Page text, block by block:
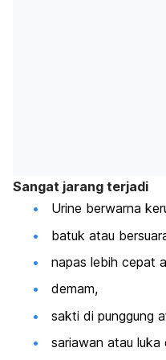
Sangat jarang terjadi
Urine berwarna
batuk atau
napas lebih cepat
demam,
sakti di punggung
sariawan atau luka